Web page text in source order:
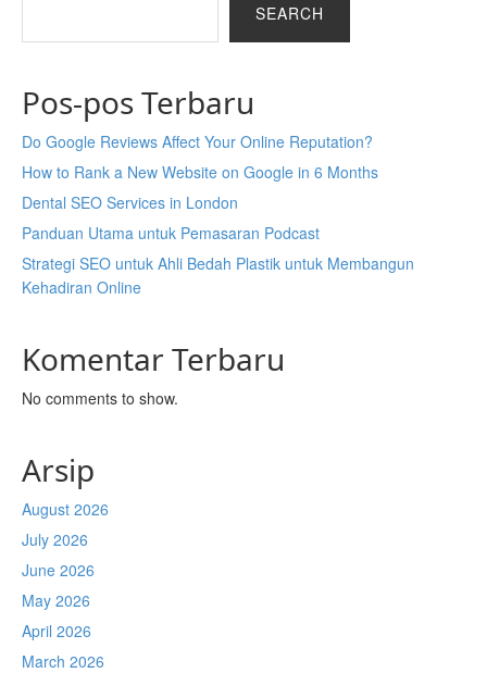
SEARCH
Pos-pos Terbaru
Do Google Reviews Affect Your Online Reputation?
How to Rank a New Website on Google in 6 Months
Dental SEO Services in London
Panduan Utama untuk Pemasaran Podcast
Strategi SEO untuk Ahli Bedah Plastik untuk Membangun
Kehadiran Online
Komentar Terbaru
No comments to show.
Arsip
August 2026
July 2026
June 2026
May 2026
April 2026
March 2026